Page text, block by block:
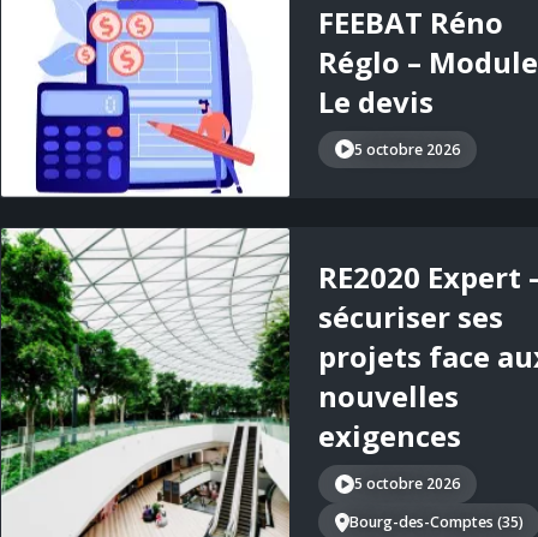
FEEBAT Réno
Réglo –
Le devis
5 octobre 2026
RE2020 Expert
sécuriser ses
projets face
nouvelles
exigences
5 octobre 2026
Bourg-des-Comptes (35)